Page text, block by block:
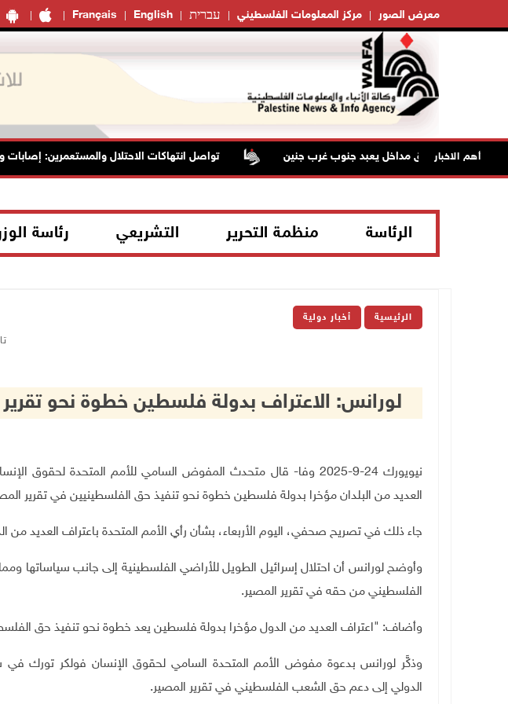
Français English עברית مركز المعلومات الفلسطيني معرض الصور
أهم الاخبار
الاحتلال تغلق مداخل يعبد جنوب غرب جنين تواصل انتهاكات الاحتلال والمستعمرين: إصابات
الرئاسة منظمة التحرير التشريعي رئاسة
الرئيسية أخبار دولية
لورانس: الاعتراف بدولة فلسطين خطوة نحو
نيويورك 24-9-2025 وفا- قال متحدث المفوض السامي للأمم المتحدة لحقوق
العديد من البلدان مؤخرا بدولة فلسطين خطوة نحو تنفيذ حق الفلسطينيين في تقرير
جاء ذلك في تصريح صحفي، اليوم الأربعاء، بشأن رأي الأمم المتحدة باعتراف العديد من
وأوضح لورانس أن احتلال إسرائيل الطويل للأراضي الفلسطينية إلى جانب سياساتها
الفلسطيني من حقه في تقرير المصير.
وأضاف: "اعتراف العديد من الدول مؤخرا بدولة فلسطين يعد خطوة نحو تنفيذ حق
وذكَّر لورانس بدعوة مفوض الأمم المتحدة السامي لحقوق الإنسان فولكر تورك في
الدولي إلى دعم حق الشعب الفلسطيني في تقرير المصير.